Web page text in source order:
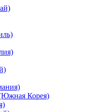
(Южная Корея)